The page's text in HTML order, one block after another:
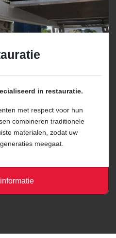
in restauratie.
met respect voor hun
combineren traditionele
materialen, zodat uw
meegaat.